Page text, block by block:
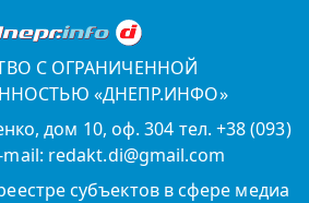
С ОГРАНИЧЕННОЙ
«ДНЕПР.ИНФО»
дом 10, оф. 304 тел. +38 (093)
mail: redakt.di@gmail.com
субъектов в сфере медиа